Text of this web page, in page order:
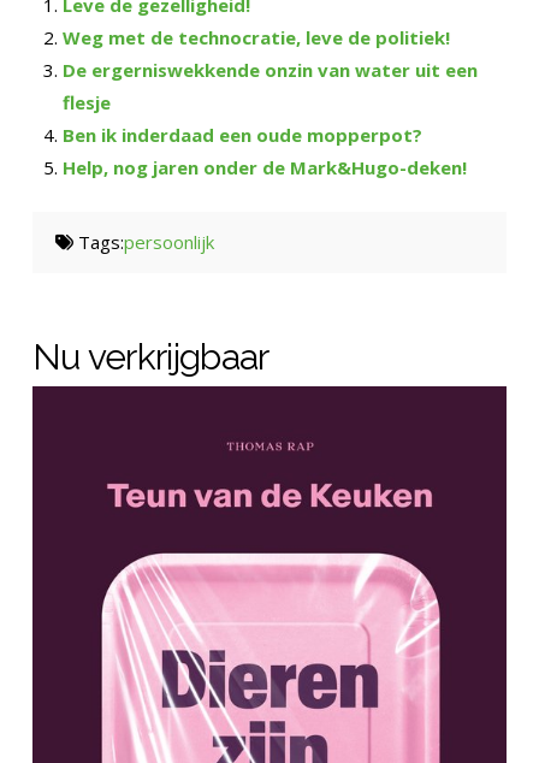
Leve de gezelligheid!
Weg met de technocratie, leve de politiek!
De ergerniswekkende onzin van water uit een
flesje
Ben ik inderdaad een oude mopperpot?
Help, nog jaren onder de Mark&Hugo-deken!
Tags:persoonlijk
Nu verkrijgbaar